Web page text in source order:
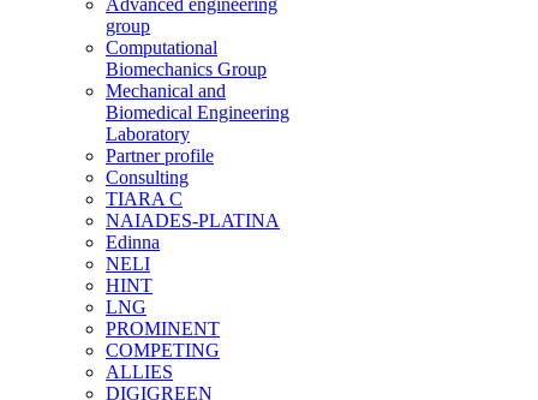
group
Computational
Biomechanics Group
Mechanical and
Biomedical Engineering
Laboratory
Partner profile
Consulting
TIARA C
NAIADES-PLATINA
Edinna
NELI
HINT
LNG
PROMINENT
COMPETING
ALLIES
DIGIGREEN